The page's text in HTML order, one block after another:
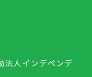
法人インデペンデ